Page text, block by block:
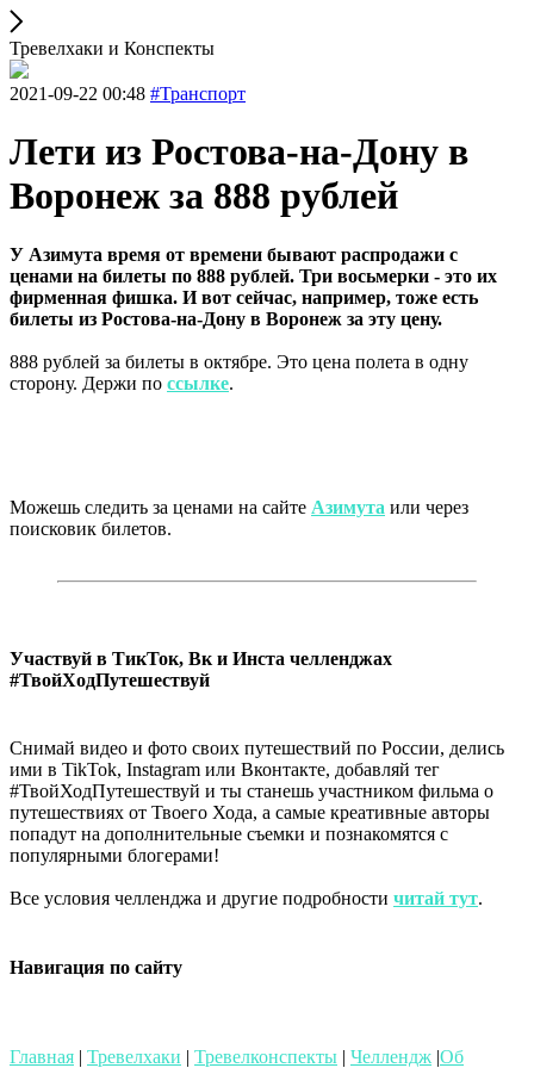
Тревелхаки и Конспекты
2021-09-22 00:48 #Транспорт
Лети из Ростова-на-Дону в
Воронеж за 888 рублей
У Азимута время от времени бывают распродажи с
ценами на билеты по 888 рублей. Три восьмерки - это их
фирменная фишка. И вот сейчас, например, тоже есть
билеты из Ростова-на-Дону в Воронеж за эту цену.
888 рублей за билеты в октябре. Это цена полета в одну
сторону. Держи по ссылке.
Можешь следить за ценами на сайте Азимута или через
поисковик билетов.
Участвуй в ТикТок, Вк и Инста челленджах
#ТвойХодПутешествуй
Снимай видео и фото своих путешествий по России, делись
ими в TikTok, Instagram или Вконтакте, добавляй тег
#ТвойХодПутешествуй и ты станешь участником фильма о
путешествиях от Твоего Хода, а самые креативные авторы
попадут на дополнительные съемки и познакомятся с
популярными блогерами!
Все условия челленджа и другие подробности читай тут.
Навигация по сайту
Главная | Тревелхаки | Тревелконспекты | Челлендж |Об